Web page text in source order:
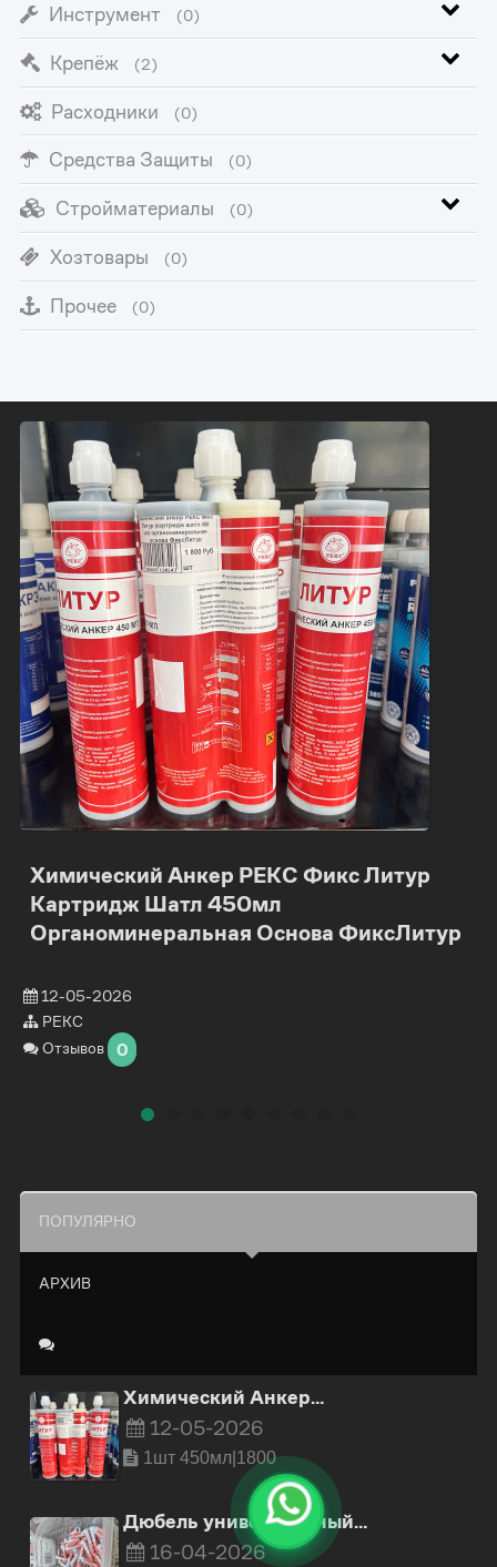
Инструмент (0)
Крепёж (2)
Расходники (0)
Средства Защиты (0)
Стройматериалы (0)
Хозтовары (0)
Прочее (0)
Химический Анкер РЕКС Фикс Литур
Картридж Шатл 450мл
Органоминеральная Основа ФиксЛитур
12-05-2026
РЕКС
Отзывов
0
ПОПУЛЯРНО
АРХИВ
Химический Анкер…
12-05-2026
1шт 450мл|1800
Дюбель универсальный…
16-04-2026